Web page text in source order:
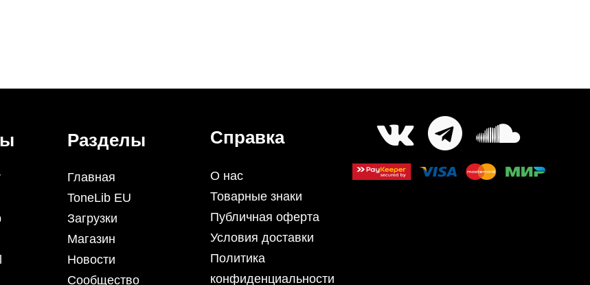
Разделы
Главная
ToneLib EU
Загрузки
Магазин
Новости
Сообщество
Справка
О нас
Товарные знаки
Публичная оферта
Условия доставки
Политика
конфиденциальности